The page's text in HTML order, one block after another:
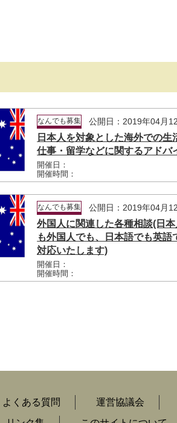
なんでも募集 公開日：2019年04月
日本人を対象とした海外での生
仕事・留学などに関するアドバ
開催日：
開催時間：
なんでも募集 公開日：2019年04月
外国人に関連した各種相談(日
も外国人でも、日本語でも英語
対応いたします)
開催日：
開催時間：
よくある質問 運営協議会